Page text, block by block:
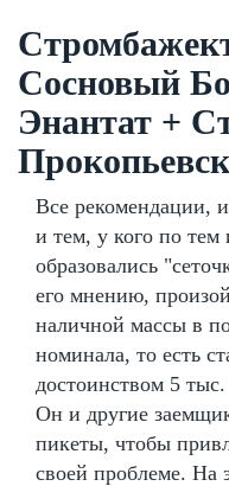
Сосновый
Энантат +
Прокопьевск
Все рекомендации,
и тем, у кого по
образовались
его мнению,
наличной массы в
номинала, то есть
достоинством 5 тыс.
Он и другие
пикеты, чтобы
своей проблеме. На